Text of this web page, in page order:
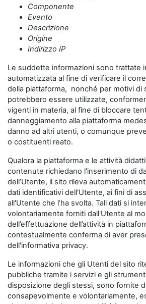
Componente
Evento
Descrizione
Origine
Indirizzo IP
Le suddette informazioni sono trattate
automatizzata al fine di verificare il
della piattaforma, nonché per motivi di
potrebbero essere utilizzate,
vigenti in materia, al fine di bloccare
danneggiamento alla piattaforma
danno ad altri utenti, o comunque
o costituenti reato.
Qualora la piattaforma e le attività
contenute richiedano l'inserimento di
dell’Utente, il sito rileva
dati identificativi dell'Utente, ai fini di
all'Utente che l’ha svolta. Tali dati si
volontariamente forniti dall'Utente al
dell’effettuazione dell’attività in
contestualmente conferma di aver
dell'informativa privacy.
Le informazioni che gli Utenti del sito
pubbliche tramite i servizi e gli
disposizione degli stessi, sono fornite
consapevolmente e volontariamente,